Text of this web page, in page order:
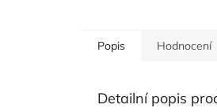
Popis Hodnocení
Detailní popis